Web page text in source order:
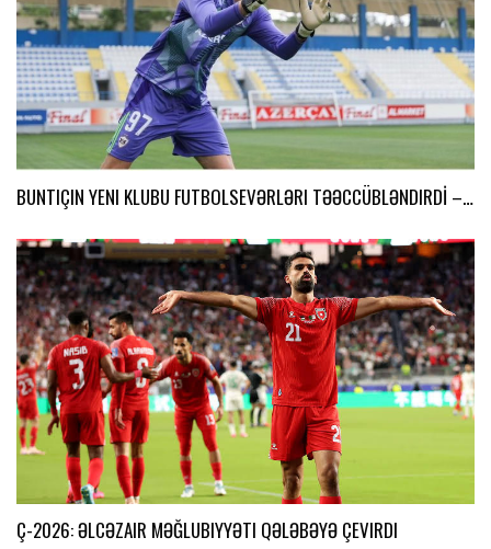
BUNTIÇIN YENI KLUBU FUTBOLSEVƏRLƏRI TƏƏCCÜBLƏNDIRDİ –…
Ç-2026: ƏLCƏZAIR MƏĞLUBIYYƏTI QƏLƏBƏYƏ ÇEVIRDI